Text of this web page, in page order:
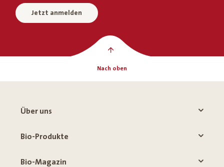
Jetzt anmelden
Nach oben
Über uns
Bio-Produkte
Bio-Magazin